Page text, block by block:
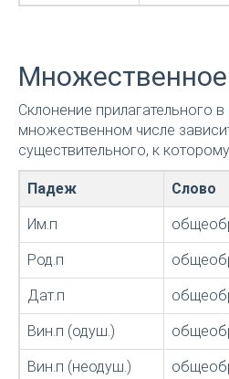
Склонение прилагательного
множественном числе
существительного, к
Падеж Слово
Им.п
Род.п
Дат.п
Вин.п (одуш.)
Вин.п (неодуш.)